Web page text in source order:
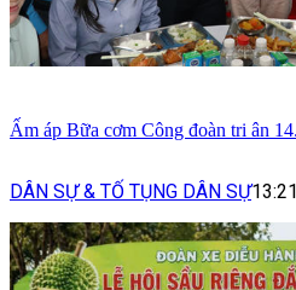
Ấm áp Bữa cơm Công đoàn tri ân
DÂN SỰ & TỐ TỤNG DÂN SỰ13:21